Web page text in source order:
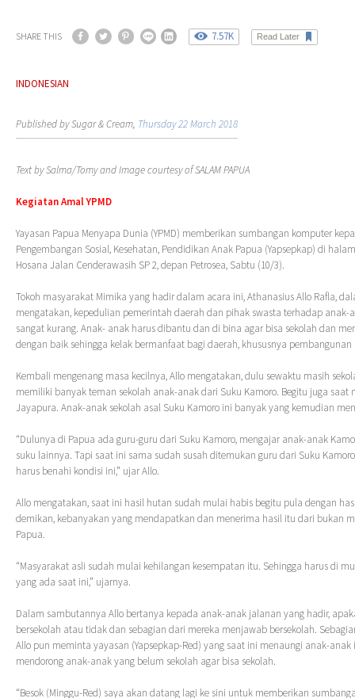
SHARE THIS 7.57K Read Later
INDONESIAN
Published by Sugar & Cream, Thursday 22 March 2018
Text by Salma/Tomy and Image courtesy of SALAM PAPUA
Kegiatan Amal YPMD
Yayasan Papua Menyapa Dunia (YPMD) memberikan sumbangan komputer
Pengembangan Sosial, Kesehatan, Pendidikan Anak Papua (Yapsepkap) di
Hosana Jalan Cenderawasih SP 2, depan Petrosea, Sabtu (10/3).
Tokoh masyarakat Mimika yang hadir dalam acara ini, Athanasius Allo Rafla,
mengatakan, kepedulian pemerintah daerah dan pihak swasta terhadap anak-
sangat kurang. Anak- anak harus dibantu dan di bina agar bisa sekolah dan
dengan baik sehingga kelak bermanfaat bagi daerah, khususnya
Kembali mengenang masa kecilnya, Allo mengatakan, dulu sewaktu masih
memiliki banyak teman sekolah anak-anak dari Suku Kamoro. Begitu juga saat
Jayapura. Anak-anak sekolah asal Suku Kamoro ini banyak yang kemudian
“Dulunya di Papua ada guru-guru dari Suku Kamoro, mengajar anak-anak
suku lainnya. Tapi saat ini sama sudah susah ditemukan guru dari Suku
harus benahi kondisi ini,” ujar Allo.
Allo mengatakan, saat ini hasil hutan sudah mulai habis begitu pula dengan
demikan, kebanyakan yang mendapatkan dan menerima hasil itu dari bukan
Papua.
“Masyarakat asli sudah mulai kehilangan kesempatan itu. Sehingga harus di
yang ada saat ini,” ujarnya.
Dalam sambutannya Allo bertanya kepada anak-anak jalanan yang hadir,
bersekolah atau tidak dan sebagian dari mereka menjawab bersekolah.
Allo pun meminta yayasan (Yapsepkap-Red) yang saat ini menaungi anak-anak
mendorong anak-anak yang belum sekolah agar bisa sekolah.
“Besok (Minggu-Red) saya akan datang lagi ke sini untuk memberikan